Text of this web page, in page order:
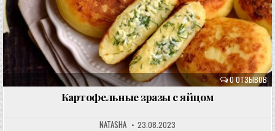
0 ОТЗЫВОВ
Картофельные зразы с яйцом
NATASHA 23.08.2023